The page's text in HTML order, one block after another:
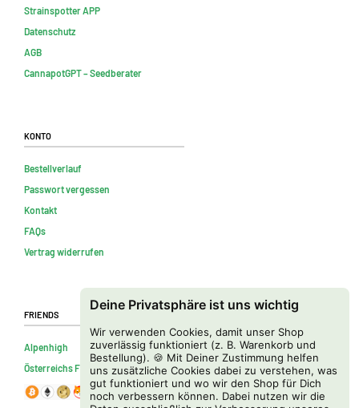
Deine Privatsphäre ist uns wichtig
Wir verwenden Cookies, damit unser Shop
zuverlässig funktioniert (z. B. Warenkorb und
Bestellung). 🍪 Mit Deiner Zustimmung helfen
uns zusätzliche Cookies dabei zu verstehen, was
gut funktioniert und wo wir den Shop für Dich
noch verbessern können. Dabei nutzen wir die
Strainspotter APP
Datenschutz
AGB
CannapotGPT – Seedberater
Konto
Bestellverlauf
Passwort vergessen
Kontakt
FAQs
Vertrag widerrufen
Friends
Alpenhigh
Österreichs Firmenverzeichnis